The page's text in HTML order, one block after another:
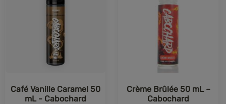
Café Vanille Caramel 50
mL - Cabochard
Crème Brûlée 50 mL –
Cabochard